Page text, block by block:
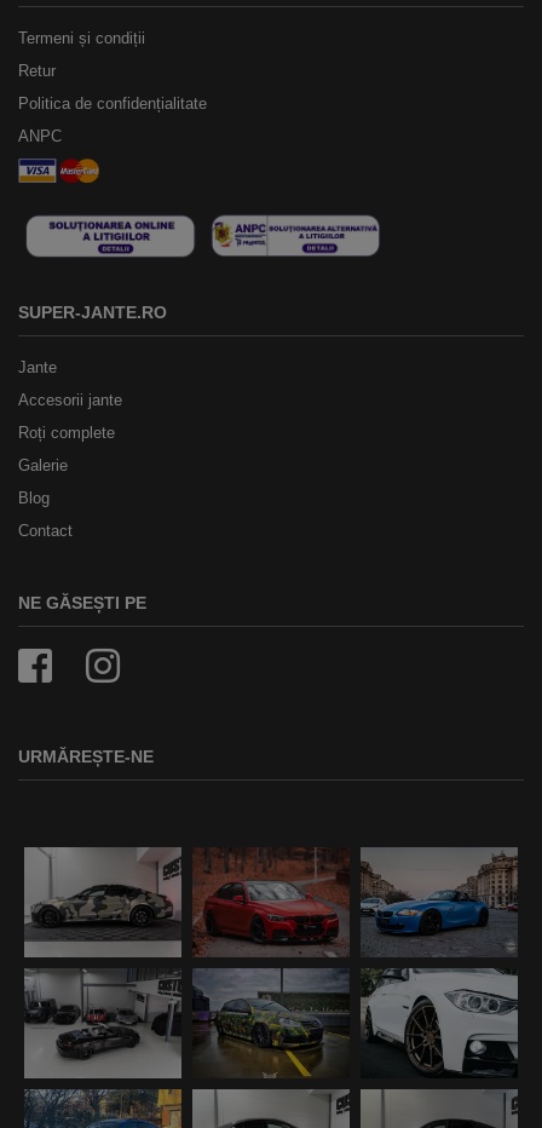
Termeni și condiții
Retur
Politica de confidențialitate
ANPC
SUPER-JANTE.RO
Jante
Accesorii jante
Roți complete
Galerie
Blog
Contact
NE GĂSEȘTI PE
URMĂREȘTE-NE